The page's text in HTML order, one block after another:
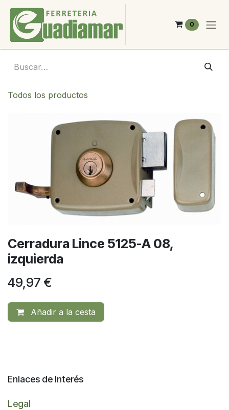
Ir al contenido
0
Todos los productos
Cerradura Lince 5125-A 08,
izquierda
49,97 €
Añadir a la cesta
Enlaces de Interés
Legal